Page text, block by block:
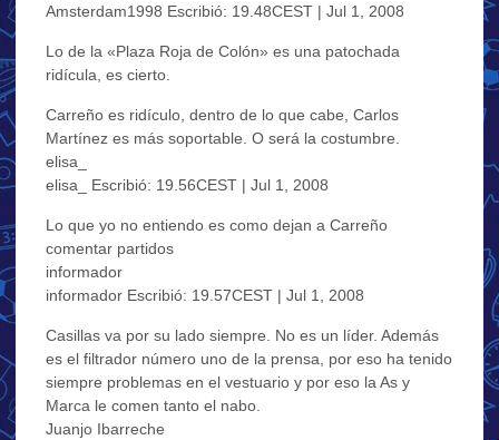
Amsterdam1998 Escribió: 19.48CEST | Jul 1, 2008
Lo de la «Plaza Roja de Colón» es una patochada
ridícula, es cierto.
Carreño es ridículo, dentro de lo que cabe, Carlos
Martínez es más soportable. O será la costumbre.
elisa_
elisa_ Escribió: 19.56CEST | Jul 1, 2008
Lo que yo no entiendo es como dejan a Carreño
comentar partidos
informador
informador Escribió: 19.57CEST | Jul 1, 2008
Casillas va por su lado siempre. No es un líder. Además
es el filtrador número uno de la prensa, por eso ha tenido
siempre problemas en el vestuario y por eso la As y
Marca le comen tanto el nabo.
Juanjo Ibarreche